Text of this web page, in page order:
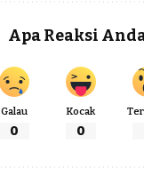
Apa Reaksi
Galau
0
Kocak
0